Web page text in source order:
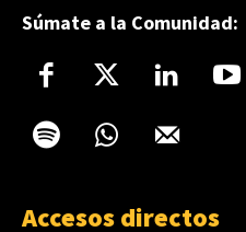
Súmate a la Comunidad:
Accesos directos